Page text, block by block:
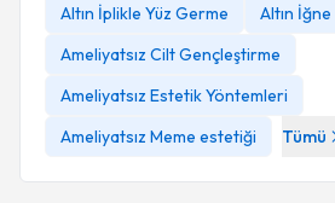
Altın İplikle Yüz Germe
Altın İğne
Ameliyatsız Cilt Gençleştirme
Ameliyatsız Estetik Yöntemleri
Ameliyatsız Meme estetiği
Tümü